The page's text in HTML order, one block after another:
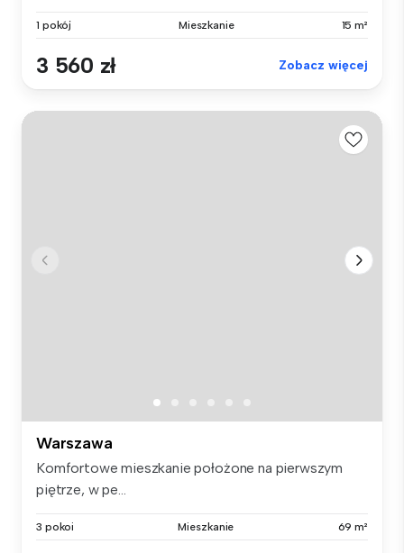
1 pokój Mieszkanie 15 m²
3 560 zł Zobacz więcej
Warszawa
Komfortowe mieszkanie położone na pierwszym
piętrze, w pe...
3 pokoi Mieszkanie 69 m²